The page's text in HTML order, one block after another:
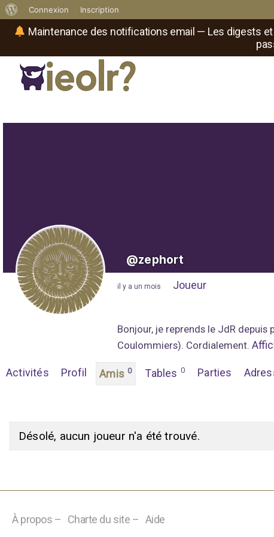
Maintenance des notifications email — Les digests
propos
WordPress
Connexion Inscription
où
@zephort
il y a un mois Joueur
Bonjour, je reprends le JdR depuis
Coulommiers). Cordialement.
Activités Profil Amis 0 Tables 0 Parties
M
a
m
i
Désolé, aucun joueur n'a été trouvé.
À propos – Charte du site – Aide